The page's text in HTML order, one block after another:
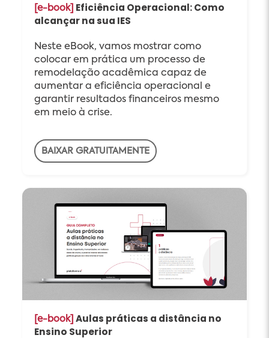
[e-book] Eficiência Operacional: Como
alcançar na sua IES
Neste eBook, vamos mostrar como
colocar em prática um processo de
remodelação acadêmica capaz de
aumentar a eficiência operacional e
garantir resultados financeiros mesmo
em meio à crise.
BAIXAR GRATUITAMENTE
[e-book] Aulas práticas a distância no
Ensino Superior